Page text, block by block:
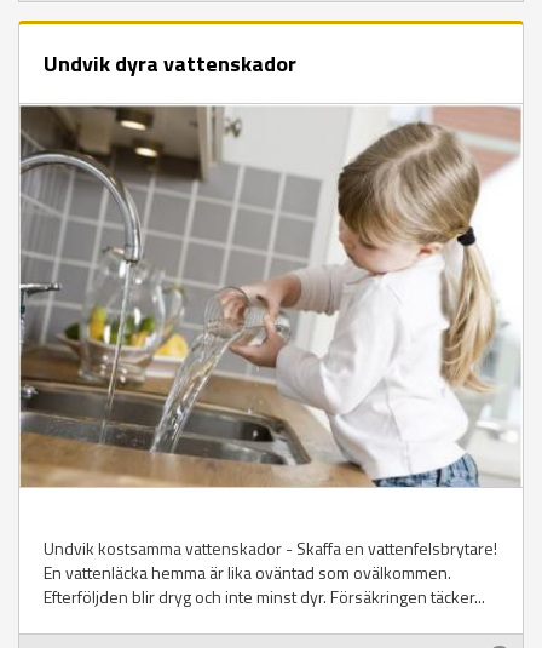
Undvik dyra vattenskador
Undvik kostsamma vattenskador - Skaffa en vattenfelsbrytare!
En vattenläcka hemma är lika oväntad som ovälkommen.
Efterföljden blir dryg och inte minst dyr. Försäkringen täcker...